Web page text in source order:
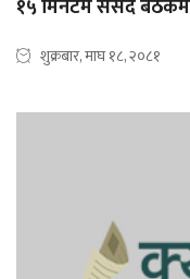
१५ मिनेटमै संसद
शुक्रबार, माघ १८, २०८१